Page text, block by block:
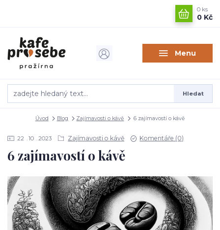
Menu
Hledat
0 ks
0 Kč
Úvod Blog Zajímavosti o kávě 6 zajímavostí o kávě
22 10 2023 Zajímavosti o kávě Komentáře (0)
6 zajímavostí o kávě